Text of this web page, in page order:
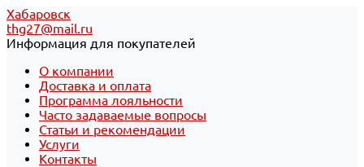
Хабаровск
thg27@mail.ru
Информация для покупателей
О компании
Доставка и оплата
Программа лояльности
Часто задаваемые вопросы
Статьи и рекомендации
Услуги
Контакты